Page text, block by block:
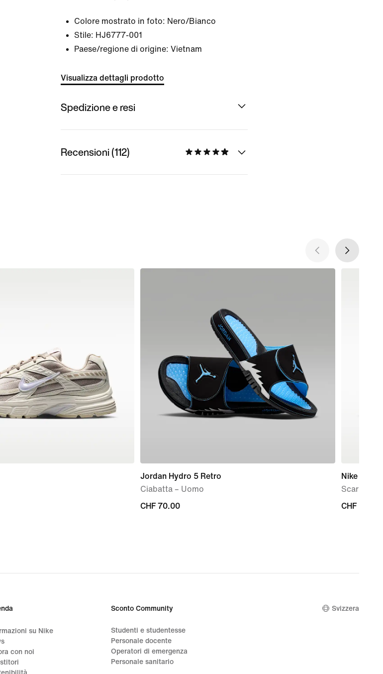
Colore mostrato in foto: Nero/Bianco
Stile: HJ6777-001
Paese/regione di origine: Vietnam
Visualizza dettagli prodotto
Spedizione e resi
Recensioni (112)
Jordan Hydro 5 Retro
Ciabatta – Uomo
CHF
CHF 70.00
Nike
Scarpa –
CHF
CHF 99.95
su Nike
con noi
Sconto Community
Studenti e studentesse
Personale docente
Operatori di emergenza
Personale sanitario
Svizzera